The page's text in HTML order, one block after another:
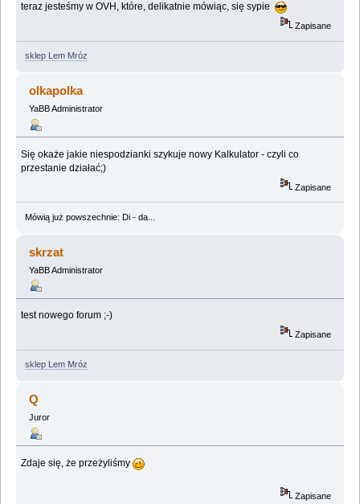
teraz jesteśmy w OVH, które, delikatnie mówiąc, się sypie
Zapisane
sklep Lem Mróz
olkapolka
YaBB Administrator
Się okaże jakie niespodzianki szykuje nowy Kalkulator - czyli co
przestanie działać;)
Zapisane
Mówią już powszechnie: Di - da...
skrzat
YaBB Administrator
test nowego forum ;-)
Zapisane
sklep Lem Mróz
Q
Juror
Zdaje się, że przeżyliśmy
Zapisane